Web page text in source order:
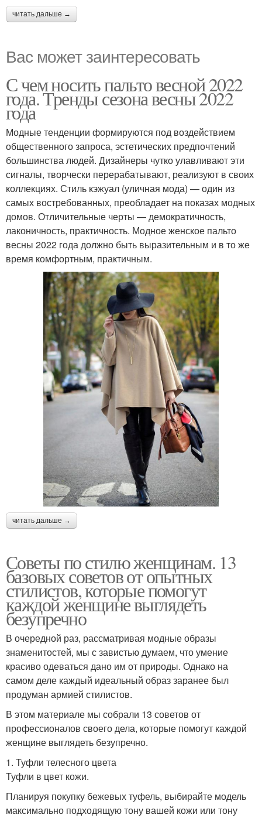
читать дальше →
Вас может заинтересовать
С чем носить пальто весной 2022
года. Тренды сезона весны 2022
года
Модные тенденции формируются под воздействием
общественного запроса, эстетических предпочтений
большинства людей. Дизайнеры чутко улавливают эти
сигналы, творчески перерабатывают, реализуют в своих
коллекциях. Стиль кэжуал (уличная мода) — один из
самых востребованных, преобладает на показах модных
домов. Отличительные черты — демократичность,
лаконичность, практичность. Модное женское пальто
весны 2022 года должно быть выразительным и в то же
время комфортным, практичным.
читать дальше →
Советы по стилю женщинам. 13
базовых советов от опытных
стилистов, которые помогут
каждой женщине выглядеть
безупречно
В очередной раз, рассматривая модные образы
знаменитостей, мы с завистью думаем, что умение
красиво одеваться дано им от природы. Однако на
самом деле каждый идеальный образ заранее был
продуман армией стилистов.
В этом материале мы собрали 13 советов от
профессионалов своего дела, которые помогут каждой
женщине выглядеть безупречно.
1. Туфли телесного цвета
Туфли в цвет кожи.
Планируя покупку бежевых туфель, выбирайте модель
максимально подходящую тону вашей кожи или тону